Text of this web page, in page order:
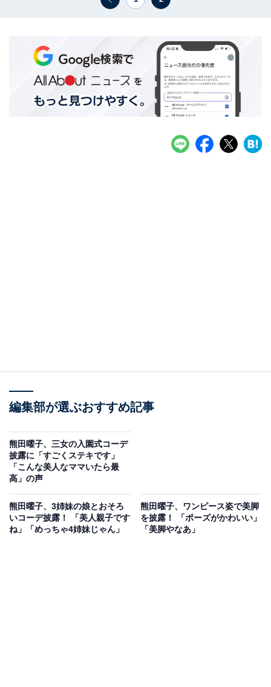
編集部が選ぶおすすめ記事
熊田曜子、三女の入園式コーデ
披露に「すごくステキです」
「こんな美人なママいたら最
高」の声
熊田曜子、3姉妹の娘とおそろ
いコーデ披露！ 「美人親子です
ね」「めっちゃ4姉妹じゃん」
熊田曜子、ワンピース姿で美脚
を披露！ 「ポーズがかわいい」
「美脚やなあ」